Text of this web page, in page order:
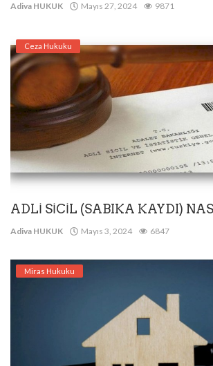
Adiva HUKUK Mayıs 27, 2024 9871
Ceza Hukuku
ADLİ SİCİL (SABIKA KAYDI)
Adiva HUKUK Mayıs 3, 2024 6847
Miras Hukuku